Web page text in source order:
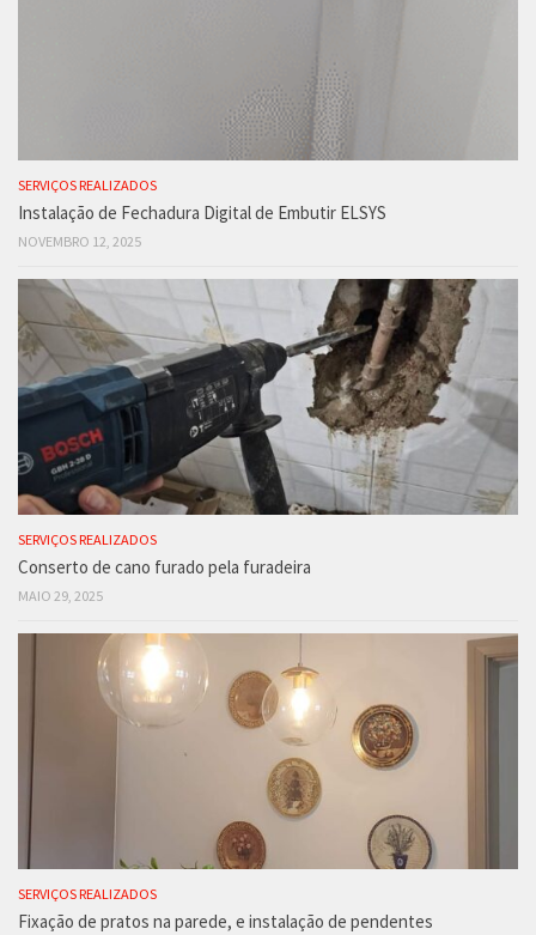
SERVIÇOS REALIZADOS
Instalação de Fechadura Digital de Embutir ELSYS
NOVEMBRO 12, 2025
SERVIÇOS REALIZADOS
Conserto de cano furado pela furadeira
MAIO 29, 2025
SERVIÇOS REALIZADOS
Fixação de pratos na parede, e instalação de pendentes